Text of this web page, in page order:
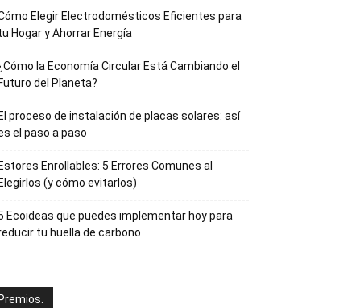
Elegir Electrodomésticos Eficientes para
Hogar y Ahorrar Energía
la Economía Circular Está Cambiando el
Futuro del Planeta?
El proceso de instalación de placas solares: así
el paso a paso
Estores Enrollables: 5 Errores Comunes al
Elegirlos (y cómo evitarlos)
Ecoideas que puedes implementar hoy para
tu huella de carbono
Premios.